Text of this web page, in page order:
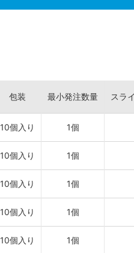
包装 最小発注数量 スラ
10個入り 1個
10個入り 1個
10個入り 1個
10個入り 1個
10個入り 1個